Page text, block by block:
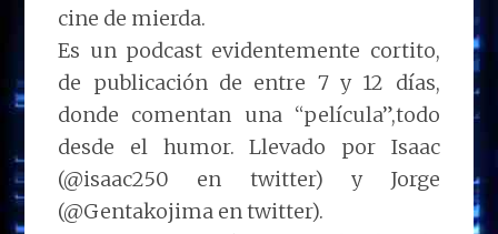
cine de mierda.
Es un podcast evidentemente cortito,
de publicación de entre 7 y 12 días,
donde comentan una “película”,todo
desde el humor. Llevado por Isaac
(@isaac250 en twitter) y Jorge
(@Gentakojima en twitter).